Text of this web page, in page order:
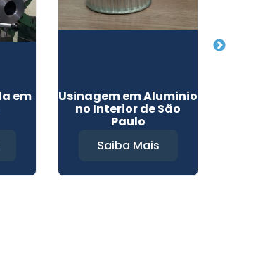
em Usinagem em Aluminio
no Interior de São
Paulo
Saiba Mais